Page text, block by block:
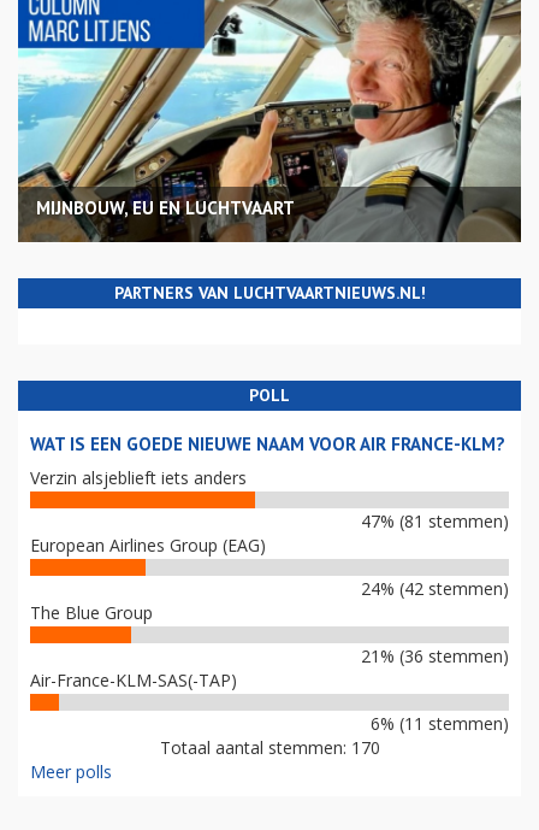
MIJNBOUW, EU EN LUCHTVAART
PARTNERS VAN LUCHTVAARTNIEUWS.NL!
POLL
WAT IS EEN GOEDE NIEUWE NAAM VOOR AIR FRANCE-KLM?
Verzin alsjeblieft iets anders
47% (81 stemmen)
European Airlines Group (EAG)
24% (42 stemmen)
The Blue Group
21% (36 stemmen)
Air-France-KLM-SAS(-TAP)
6% (11 stemmen)
Totaal aantal stemmen: 170
Meer polls